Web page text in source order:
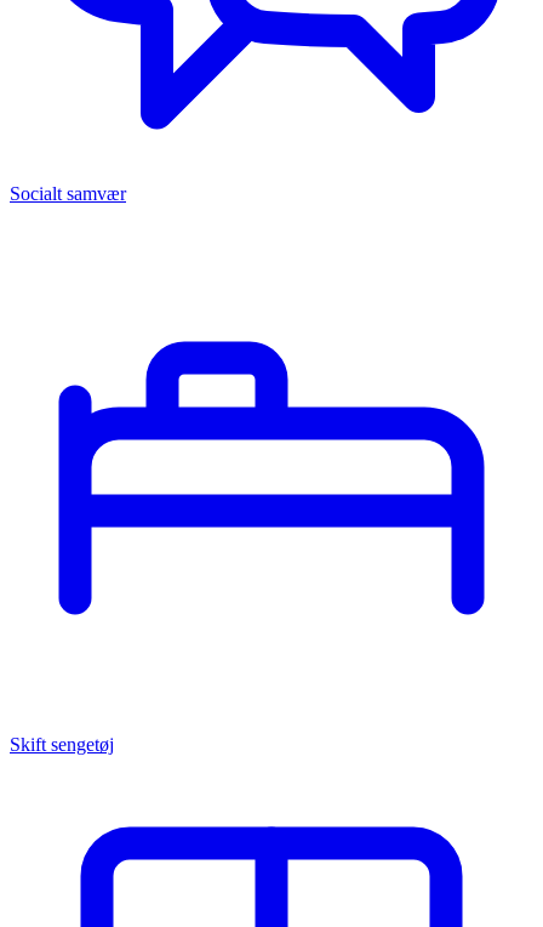
Socialt samvær
Skift sengetøj